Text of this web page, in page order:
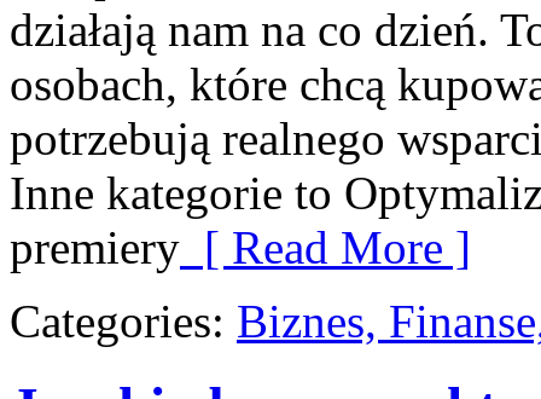
działają nam na co dzień.
osobach, które chcą
potrzebują realnego
Inne kategorie to
premiery [ Read More ]
Categories: Biznes,